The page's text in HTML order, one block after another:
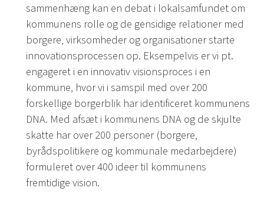
sammenhæng kan en debat i lokalsamfundet om
kommunens rolle og de gensidige relationer med
borgere, virksomheder og organisationer starte
innovationsprocessen op. Eksempelvis er vi pt.
engageret i en innovativ visionsproces i en
kommune, hvor vi i samspil med over 200
forskellige borgerblik har identificeret kommunens
DNA. Med afsæt i kommunens DNA og de skjulte
skatte har over 200 personer (borgere,
byrådspolitikere og kommunale medarbejdere)
formuleret over 400 ideer til kommunens
fremtidige vision.